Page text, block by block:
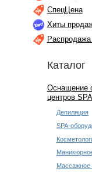
СпецЦена
Хиты
Каталог
Оснащение
центров SPA
Депиляция
SPA-
Массажное